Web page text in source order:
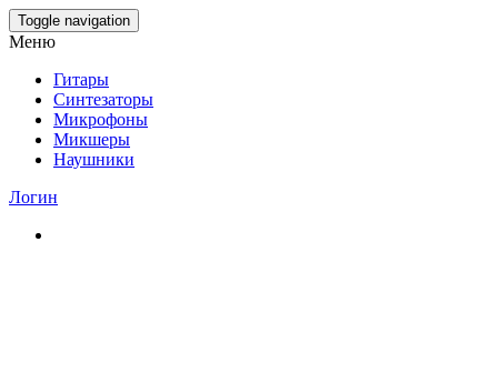
Skip
to
content
Toggle navigation
Меню
Гитары
Синтезаторы
Микрофоны
Микшеры
Наушники
Логин